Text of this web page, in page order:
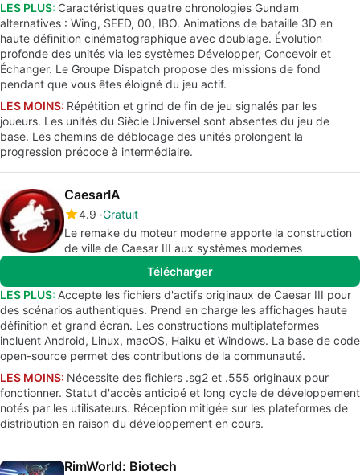
LES PLUS: Caractéristiques quatre chronologies Gundam
alternatives : Wing, SEED, 00, IBO. Animations de bataille 3D en
haute définition cinématographique avec doublage. Évolution
profonde des unités via les systèmes Développer, Concevoir et
Échanger. Le Groupe Dispatch propose des missions de fond
pendant que vous êtes éloigné du jeu actif.
LES MOINS: Répétition et grind de fin de jeu signalés par les
joueurs. Les unités du Siècle Universel sont absentes du jeu de
base. Les chemins de déblocage des unités prolongent la
progression précoce à intermédiaire.
CaesarIA
4.9 Gratuit
Le remake du moteur moderne apporte la construction
de ville de Caesar III aux systèmes modernes
Télécharger
LES PLUS: Accepte les fichiers d'actifs originaux de Caesar III pour
des scénarios authentiques. Prend en charge les affichages haute
définition et grand écran. Les constructions multiplateformes
incluent Android, Linux, macOS, Haiku et Windows. La base de code
open-source permet des contributions de la communauté.
LES MOINS: Nécessite des fichiers .sg2 et .555 originaux pour
fonctionner. Statut d'accès anticipé et long cycle de développement
notés par les utilisateurs. Réception mitigée sur les plateformes de
distribution en raison du développement en cours.
RimWorld: Biotech